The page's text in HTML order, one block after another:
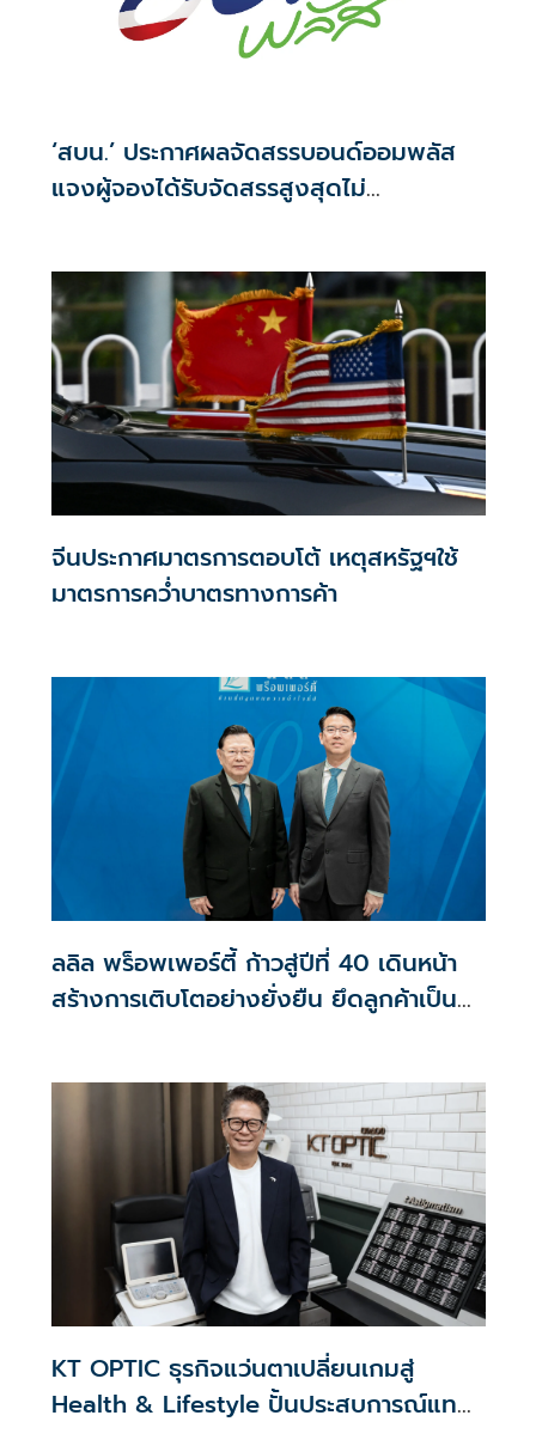
‘สบน.’ ประกาศผลจัดสรรบอนด์ออมพลัส
แจงผู้จองได้รับจัดสรรสูงสุดไม่
จีนประกาศมาตรการตอบโต้ เหตุสหรัฐฯใช้
มาตรการคว่ำบาตรทางการค้า
ลลิล พร็อพเพอร์ตี้ ก้าวสู่ปีที่ 40 เดินหน้า
สร้างการเติบโตอย่างยั่งยืน ยึดลูกค้าเป็น
KT OPTIC ธุรกิจแว่นตาเปลี่ยนเกมสู่
Health & Lifestyle ปั้นประสบการณ์แทน